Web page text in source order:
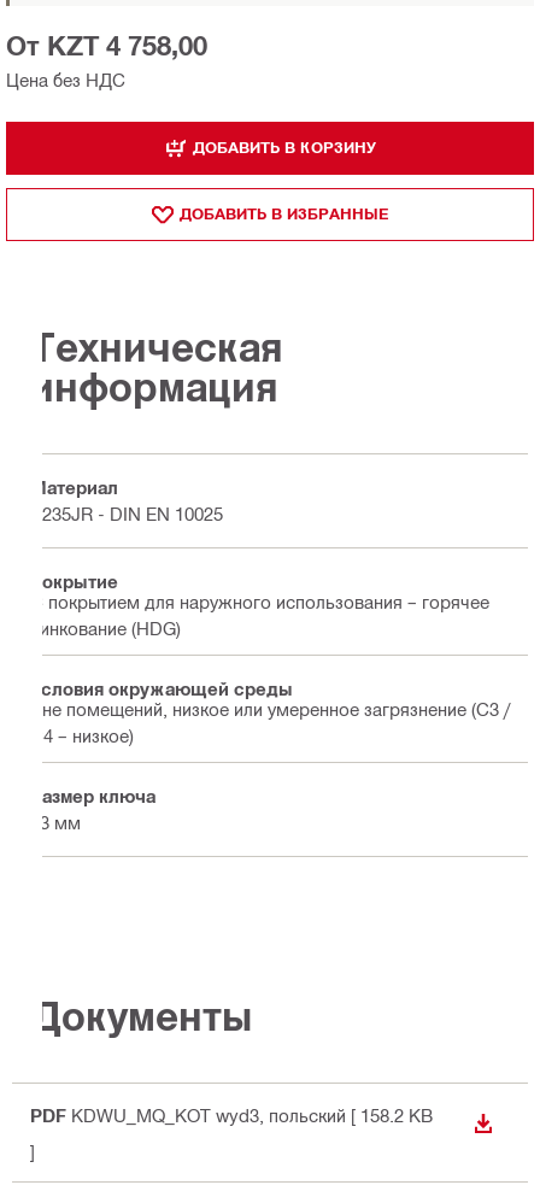
Цена без НДС
От KZT 4 758,00
ДОБАВИТЬ В КОРЗИНУ
ДОБАВИТЬ В ИЗБРАННЫЕ
Техническая
информация
Материал
S235JR - DIN EN 10025
Покрытие
С покрытием для наружного использования – горячее
цинкование (HDG)
Условия окружающей среды
Вне помещений, низкое или умеренное загрязнение (C3 /
C4 – низкое)
Размер ключа
13 мм
Документы
PDF KDWU_MQ_KOT wyd3 , польский [ 158.2 KB
]